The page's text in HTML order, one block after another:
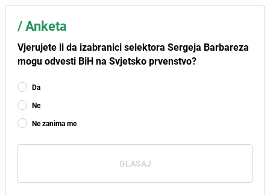
/Anketa
Vjerujete li da izabranici selektora Sergeja Barbareza
mogu odvesti BiH na Svjetsko prvenstvo?
Da
Ne
Ne zanima me
GLASAJ